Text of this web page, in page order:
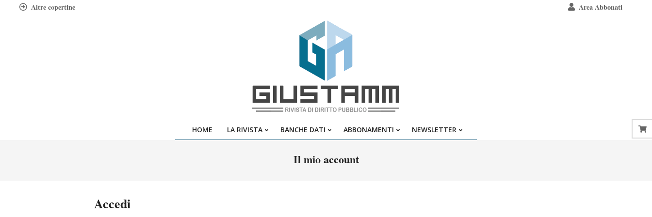
Altre copertine Area Abbonati
Giustamm
Primary
Menu
HOME LA RIVISTA BANCHE DATI ABBONAMENTI NEWSLETTER
Il mio account
Accedi